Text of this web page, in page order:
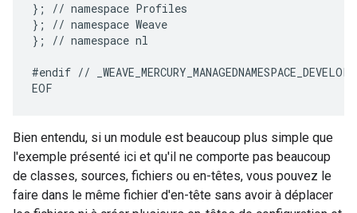
}; // namespace Profiles
};
// namespace Weave
};
// namespace nl
#endif //
EOF
Bien entendu, si un module est beaucoup plus simple que
l'exemple présenté ici et qu'il ne comporte pas beaucoup
de classes, sources, fichiers ou en-têtes, vous pouvez le
faire dans le même fichier d'en-tête sans avoir à déplacer